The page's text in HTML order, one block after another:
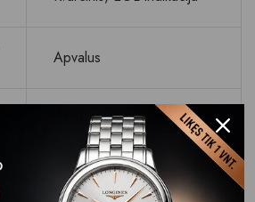
Apvalus
Paladis/žalvaris
49